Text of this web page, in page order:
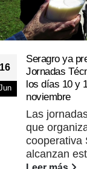
16
Seragro ya
Jornadas
los días 10 y
noviembre
Las
que
cooperativa
alcanzan